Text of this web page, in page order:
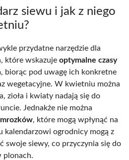
siewu i jak z niego
przydatne narzędzie dla
które wskazuje optymalne czasy
, biorąc pod uwagę ich konkretne
wegetacyjne. W kwietniu można
zioła i kwiaty nadają się do
Jednakże nie można
, które mogą wpłynąć na
kalendarzowi ogrodnicy mogą z
swoje siewy, co przyczynia się do
plonach.